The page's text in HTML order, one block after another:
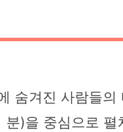
숨겨진 사람들
)을 중심으로